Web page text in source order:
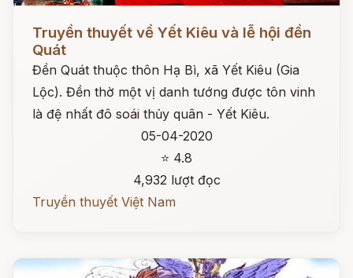
Đọc ngay
Truyền thuyết về Yết Kiêu và lễ hội đền
Quát
Đền Quát thuộc thôn Hạ Bì, xã Yết Kiêu (Gia
Lộc). Đền thờ một vị danh tướng được tôn vinh
là đệ nhất đô soái thủy quân - Yết Kiêu.
05-04-2020
⭐ 4.8
4,932 lượt đọc
Truyền thuyết Việt Nam